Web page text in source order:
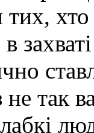
не так